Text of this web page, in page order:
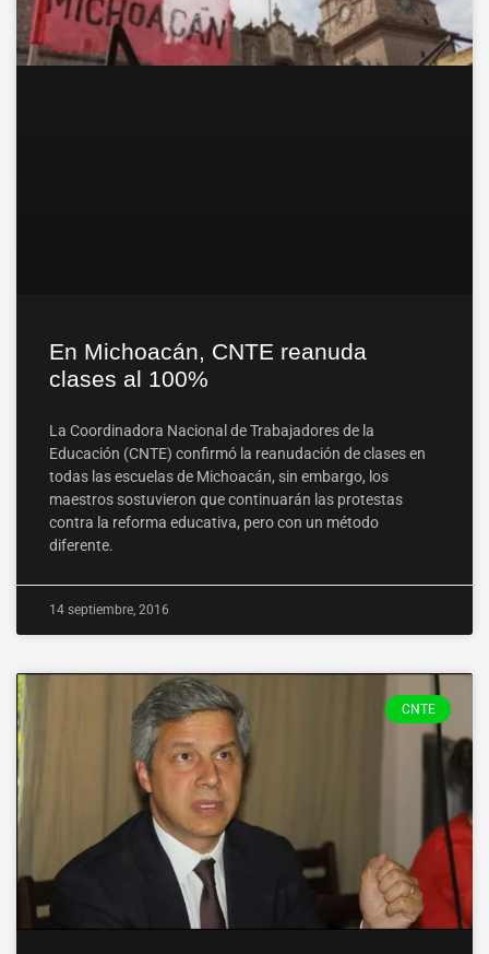
En Michoacán, CNTE reanuda
clases al 100%
La Coordinadora Nacional de Trabajadores de la
Educación (CNTE) confirmó la reanudación de clases en
todas las escuelas de Michoacán, sin embargo, los
maestros sostuvieron que continuarán las protestas
contra la reforma educativa, pero con un método
diferente.
14 septiembre, 2016
CNTE